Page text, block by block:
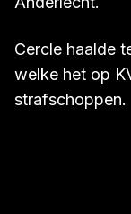
de uitgaande
Anderlecht.
Cercle haalde